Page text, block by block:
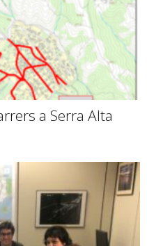
a Serra Alta